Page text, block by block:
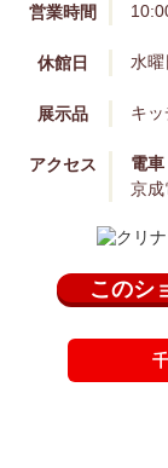
営業時間
休館日 水
展示品 キ
アクセス
電
京
このシ